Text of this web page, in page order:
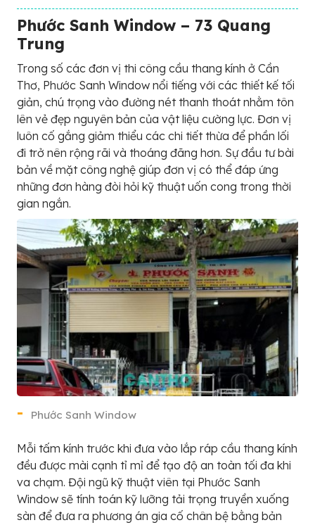
Phước Sanh Window – 73 Quang
Trung
Trong số các đơn vị thi công cầu thang kính ở Cần
Thơ, Phước Sanh Window nổi tiếng với các thiết kế tối
giản, chú trọng vào đường nét thanh thoát nhằm tôn
lên vẻ đẹp nguyên bản của vật liệu cường lực. Đơn vị
luôn cố gắng giảm thiểu các chi tiết thừa để phần lối
đi trở nên rộng rãi và thoáng đãng hơn. Sự đầu tư bài
bản về mặt công nghệ giúp đơn vị có thể đáp ứng
những đơn hàng đòi hỏi kỹ thuật uốn cong trong thời
gian ngắn.
Phước Sanh Window
Mỗi tấm kính trước khi đưa vào lắp ráp cầu thang kính
đều được mài cạnh tỉ mỉ để tạo độ an toàn tối đa khi
va chạm. Đội ngũ kỹ thuật viên tại Phước Sanh
Window sẽ tính toán kỹ lưỡng tải trọng truyền xuống
sàn để đưa ra phương án gia cố chân bệ bằng bản